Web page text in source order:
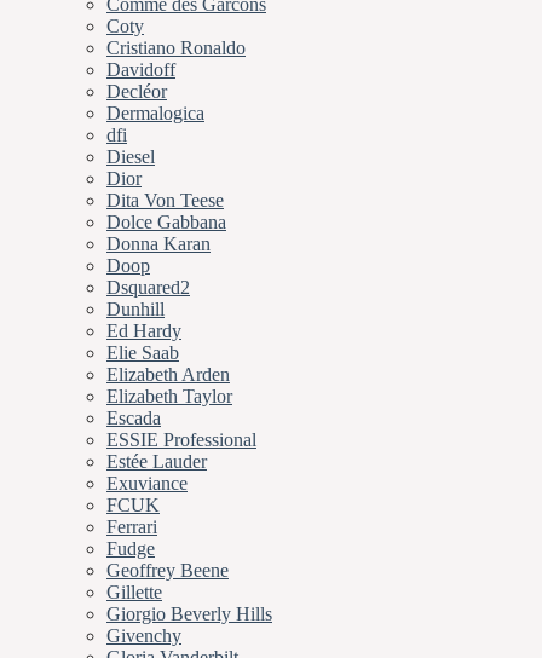
Comme des Garcons
Coty
Cristiano Ronaldo
Davidoff
Decléor
Dermalogica
dfi
Diesel
Dior
Dita Von Teese
Dolce Gabbana
Donna Karan
Doop
Dsquared2
Dunhill
Ed Hardy
Elie Saab
Elizabeth Arden
Elizabeth Taylor
Escada
ESSIE Professional
Estée Lauder
Exuviance
FCUK
Ferrari
Fudge
Geoffrey Beene
Gillette
Giorgio Beverly Hills
Givenchy